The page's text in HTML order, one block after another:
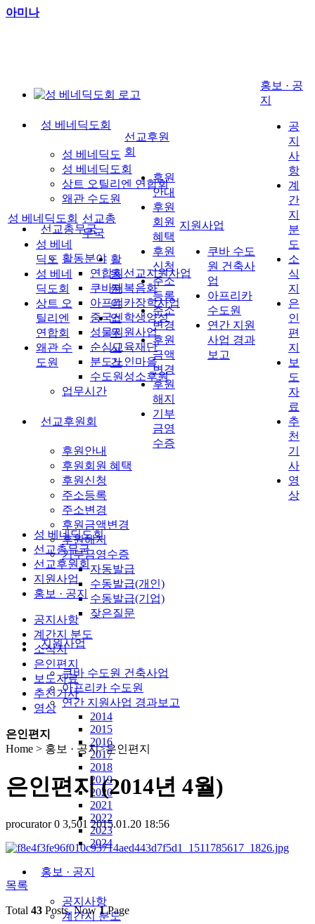
아미나
성 베네딕도회
성 베네딕도
성 베네딕도회
상트 오틸리엔 연합회
왜관 수도원
선교총무국
활동분야
연합회선교지원사업
쿠바재복음화
아프리카장학사업
중국신학생양성
성물지원사업
순심교육재단
분도노인마을
수도원성소후원
업무시간
선교후원회
후원안내
후원회원 혜택
후원신청
주소등록
주소변경
후원금액변경
후원해지
기부금영수증
자동발급
수동발급(개인)
수동발급(기업)
잦은질문
지원사업
쿠바 수도원 건축사업
아프리카 수도원
연간 지원사업 경과보고
2014
2015
2016
2017
2018
2019
2020
2021
2022
2023
2024
홍보 · 공지
공지사항
계간지 분도
성 베네딕도회
성 베네
딕도
성 베네
딕도회
상트 오
틸리엔
연합회
왜관 수
도원
선교총
무국
활
동
분
야
업
무
시
간
선교후원
회
후원
안내
후원
회원
혜택
후원
신청
주소
등록
주소
변경
후원
금액
변경
후원
해지
기부
금영
수증
지원사업
쿠바 수도
원 건축사
업
아프리카
수도원
연간 지원
사업 경과
보고
홍보 · 공
지
공
지
사
항
계
간
지
분
도
소
식
지
은
인
편
지
보
도
자
료
추
천
기
사
영
상
성 베네딕도회
선교총무국
선교후원회
지원사업
홍보 · 공지
공지사항
계간지 분도
소식지
은인편지
보도자료
추천기사
영상
은인편지
Home > 홍보 · 공지>은인편지
은인편지 (2014년 4월)
procurator 0 3,5012015.01.20 18:56
목록
Total 43 Posts, Now1Page